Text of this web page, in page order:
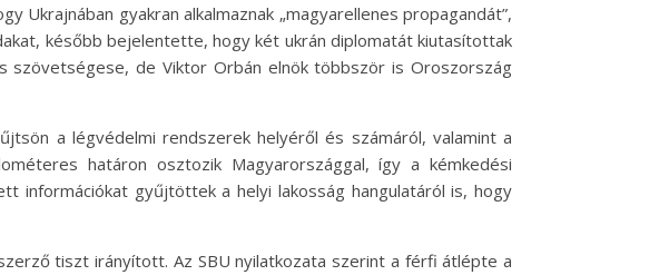
Ukrajnában gyakran alkalmaznak „magyarellenes propagandát”,
később bejelentette, hogy két ukrán diplomatát kiutasítottak
szövetségese, de Viktor Orbán elnök többször is Oroszország
a légvédelmi rendszerek helyéről és számáról, valamint a
határon osztozik Magyarországgal, így a kémkedési
információkat gyűjtöttek a helyi lakosság hangulatáról is, hogy
tiszt irányított. Az SBU nyilatkozata szerint a férfi átlépte a